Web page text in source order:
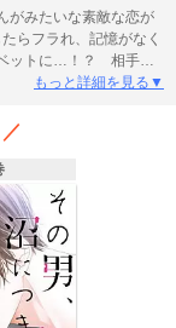
がみたいな素敵な恋が
らフラれ、記憶がなく
ットに…！？ 相手は
ただし来るもの拒まず
ー…そんなキラキラし
！！ 恋愛偏差値ゼロ
もっと詳細を見る▼